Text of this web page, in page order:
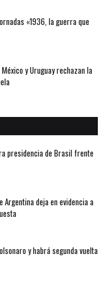
«1936, la guerra que
y Uruguay rechazan la
presidencia de Brasil frente
Argentina deja en evidencia a
y habrá segunda vuelta